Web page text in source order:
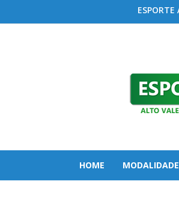
HOME